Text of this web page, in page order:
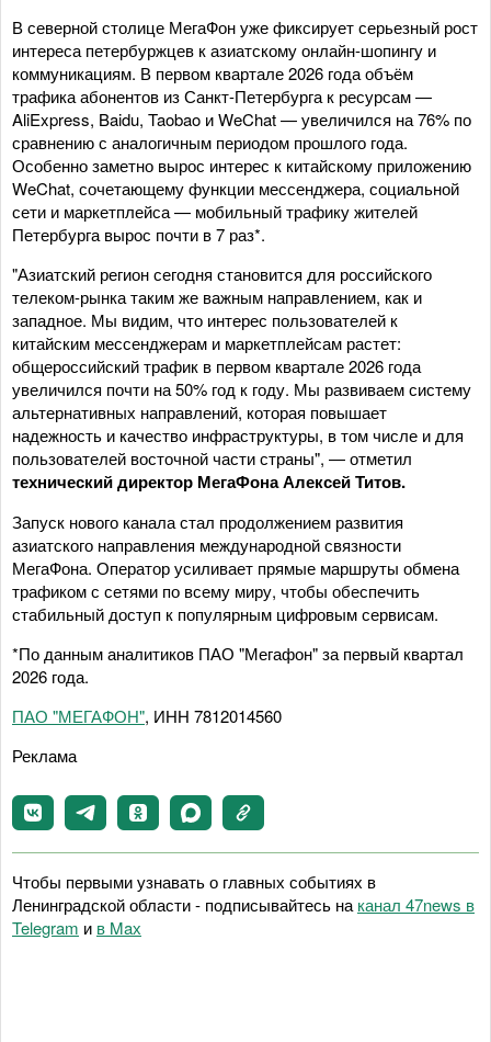
В северной столице МегаФон уже фиксирует серьезный рост
интереса петербуржцев к азиатскому онлайн-шопингу и
коммуникациям. В первом квартале 2026 года объём
трафика абонентов из Санкт-Петербурга к ресурсам —
AliExpress, Baidu, Taobao и WeChat — увеличился на 76% по
сравнению с аналогичным периодом прошлого года.
Особенно заметно вырос интерес к китайскому приложению
WeChat, сочетающему функции мессенджера, социальной
сети и маркетплейса — мобильный трафику жителей
Петербурга вырос почти в 7 раз*.
"Азиатский регион сегодня становится для российского
телеком-рынка таким же важным направлением, как и
западное. Мы видим, что интерес пользователей к
китайским мессенджерам и маркетплейсам растет:
общероссийский трафик в первом квартале 2026 года
увеличился почти на 50% год к году. Мы развиваем систему
альтернативных направлений, которая повышает
надежность и качество инфраструктуры, в том числе и для
пользователей восточной части страны", — отметил
технический директор МегаФона Алексей Титов.
Запуск нового канала стал продолжением развития
азиатского направления международной связности
МегаФона. Оператор усиливает прямые маршруты обмена
трафиком с сетями по всему миру, чтобы обеспечить
стабильный доступ к популярным цифровым сервисам.
*По данным аналитиков ПАО "Мегафон" за первый квартал
2026 года.
ПАО "МЕГАФОН", ИНН 7812014560
Реклама
Чтобы первыми узнавать о главных событиях в
Ленинградской области - подписывайтесь на канал 47news в
Telegram и в Maх